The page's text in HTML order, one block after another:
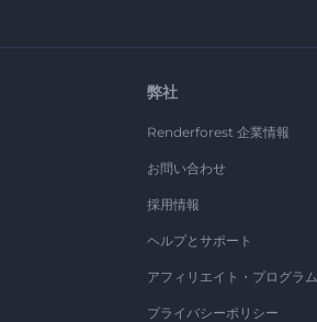
弊社
Renderforest 企業情報
お問い合わせ
採用情報
ヘルプとサポート
アフィリエイト・プログラム
プライバシーポリシー